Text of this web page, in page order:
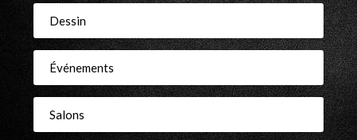
Dessin
Événements
Salons